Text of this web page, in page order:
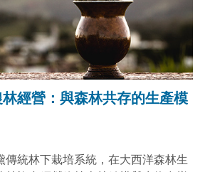
經營：與森林共存的生產模
傳統林下栽培系統，在大西洋森林生